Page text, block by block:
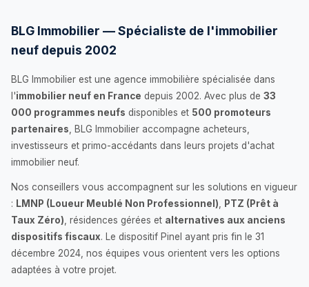
BLG Immobilier — Spécialiste de l'immobilier
neuf depuis 2002
BLG Immobilier est une agence immobilière spécialisée dans
l'immobilier neuf en France depuis 2002. Avec plus de 33
000 programmes neufs disponibles et 500 promoteurs
partenaires , BLG Immobilier accompagne acheteurs,
investisseurs et primo-accédants dans leurs projets d'achat
immobilier neuf.
Nos conseillers vous accompagnent sur les solutions en vigueur
: LMNP (Loueur Meublé Non Professionnel)
PTZ (Prêt à
Taux Zéro) , résidences gérées et alternatives aux anciens
dispositifs fiscaux. Le dispositif Pinel ayant pris fin le 31
décembre 2024, nos équipes vous orientent vers les options
adaptées à votre projet.